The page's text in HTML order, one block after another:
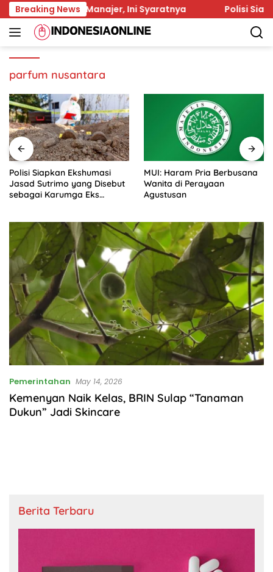
Skip
to
content
Breaking News
Asisten Manajer, Ini Syaratnya Polisi Siapkan
parfum nusantara
Polisi Siapkan Ekshumasi
Jasad Sutrimo yang Disebut
sebagai Karumga Eks
MUI: Haram Pria Berbusana
Wanita di Perayaan
Agustusan
Pemerintahan May 14, 2026
Kemenyan Naik Kelas, BRIN Sulap “Tanaman
Dukun” Jadi Skincare
Berita Terbaru